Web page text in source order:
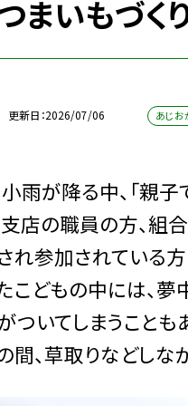
まいもづく
更新日 2026/07/06 あじお
小雨が降る中、「親
店の職員の方、組
れ参加されている
こどもの中には、夢
いてしまうことも
、草取りなどしな